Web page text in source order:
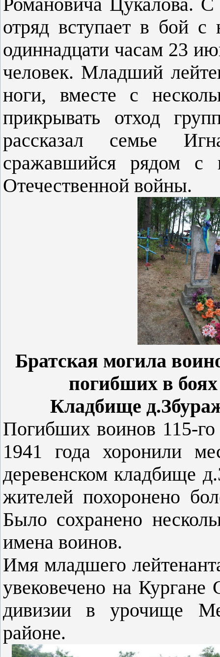
Романовича Цукалова.
отряд вступает в бой
одиннадцати часам 23
человек. Младший
ноги, вместе с
прикрывать отход
рассказал семье
сражавшийся рядом
Отечественной войны.
Братская могила
погибших в
Кладбище
Погибших воинов 115-го
1941 года хоронили
деревенском кладбище
жителей похоронено
Было сохранено
имена воинов.
Имя младшего
увековечено на
дивизии в урочище
районе.